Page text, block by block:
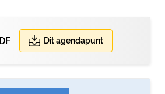
Dit agendapunt